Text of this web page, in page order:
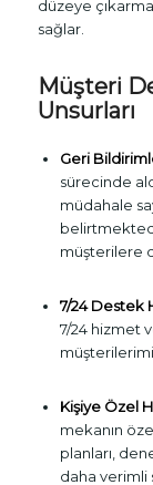
düzeye
sağlar.
Müşteri
Unsurları
Geri
sürecinde
müdahale
müşterilere
7/24 Destek
7/24 hizmet
Kişiye Özel
mekanın
planları,
daha verimli